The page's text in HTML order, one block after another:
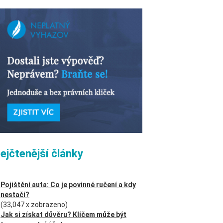
články
Pojištění auta: Co je povinné ručení a kdy
nestačí?
(33,047 x zobrazeno)
Jak si získat důvěru? Klíčem může být